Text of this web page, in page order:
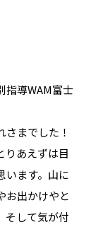
指導WAM富士
までした！
りあえずは目
います。山に
お出かけやと
そして気が付